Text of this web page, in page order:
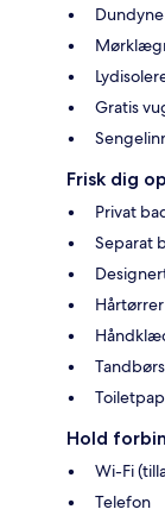
Dundyne
Gratis
Frisk dig op
Privat
Separat
Hårtørrer
Hold
Wi-Fi
Telefon